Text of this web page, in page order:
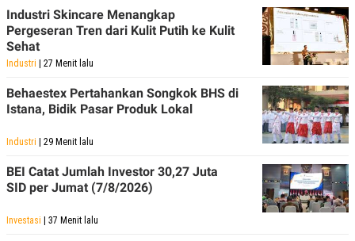
Industri Skincare Menangkap
Pergeseran Tren dari Kulit Putih ke Kulit
Sehat
Industri | 27 Menit lalu
Behaestex Pertahankan Songkok BHS di
Istana, Bidik Pasar Produk Lokal
Industri | 29 Menit lalu
BEI Catat Jumlah Investor 30,27 Juta
SID per Jumat (7/8/2026)
Investasi | 37 Menit lalu